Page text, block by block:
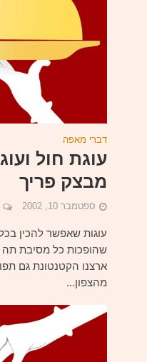
דברי מאפה
עוגת חול
מבצק פריך
ספטמבר 10, 2002
עוגות שאפשר להכין
שהופכות כל מסיבת תה
ארצנו הקטנטונת גם
מהצפון...